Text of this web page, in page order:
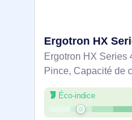
Ergotron HX Series
Pince, Capacité de
kg, Taille maximale
(49"), Compatibilité
(min): 75 x 75 mm,
Éco-indice